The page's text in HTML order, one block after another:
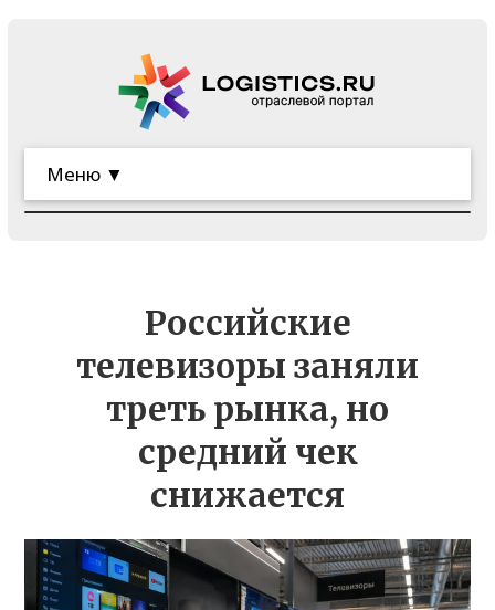
Меню ▼
Российские
телевизоры заняли
треть рынка, но
средний чек
снижается